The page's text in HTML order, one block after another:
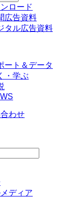
ロード
広告資料
タル広告資料
ート＆データ
・学ぶ
わせ
ディア